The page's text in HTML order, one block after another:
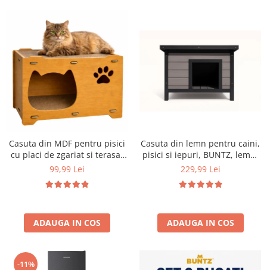
Casuta din MDF pentru pisici
cu placi de zgariat si terasa,
Buntz, pentru interior,
99,99 Lei
ADAUGA IN COS
Casuta din lemn pentru caini,
pisici si iepuri, BUNTZ, lemn,
acoperis rabatabil, bitumant,
transparenta la usa din PVC,
229,99 Lei
ADAUGA IN COS
-11%